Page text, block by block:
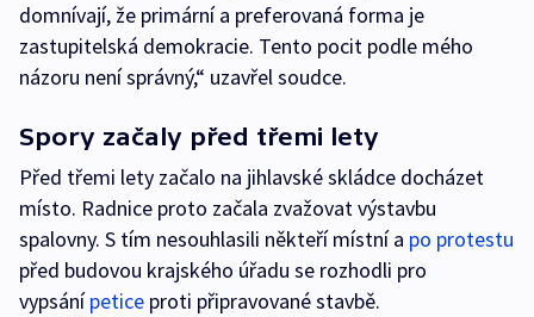
domnívají, že primární a preferovaná forma je
zastupitelská demokracie. Tento pocit podle mého
názoru není správný,“ uzavřel soudce.
Spory začaly před třemi lety
Před třemi lety začalo na jihlavské skládce docházet
místo. Radnice proto začala zvažovat výstavbu
spalovny. S tím nesouhlasili někteří místní a po protestu
před budovou krajského úřadu se rozhodli pro
vypsánípetice proti připravované stavbě.